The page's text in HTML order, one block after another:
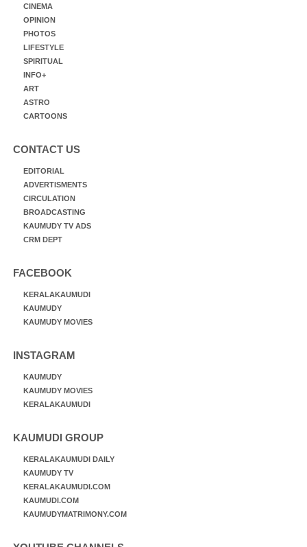
CINEMA
OPINION
PHOTOS
LIFESTYLE
SPIRITUAL
INFO+
ART
ASTRO
CARTOONS
CONTACT US
EDITORIAL
ADVERTISMENTS
CIRCULATION
BROADCASTING
KAUMUDY TV ADS
CRM DEPT
FACEBOOK
KERALAKAUMUDI
KAUMUDY
KAUMUDY MOVIES
INSTAGRAM
KAUMUDY
KAUMUDY MOVIES
KERALAKAUMUDI
KAUMUDI GROUP
KERALAKAUMUDI DAILY
KAUMUDY TV
KERALAKAUMUDI.COM
KAUMUDI.COM
KAUMUDYMATRIMONY.COM